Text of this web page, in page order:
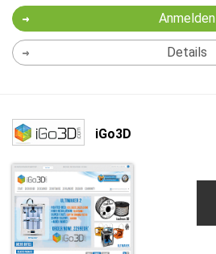
Anmelden
Details
iGo3D